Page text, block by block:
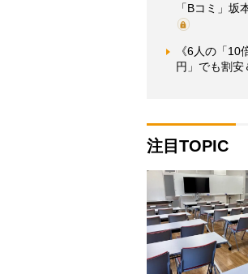
「Bコミ」
《6人の「
円」でも割安
注目TOPIC